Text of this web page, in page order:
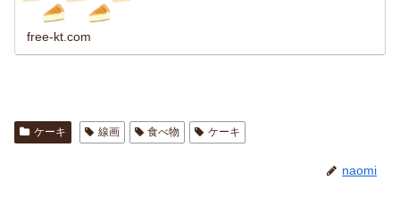
free-kt.com
ケーキ 線画 食べ物 ケーキ
naomi